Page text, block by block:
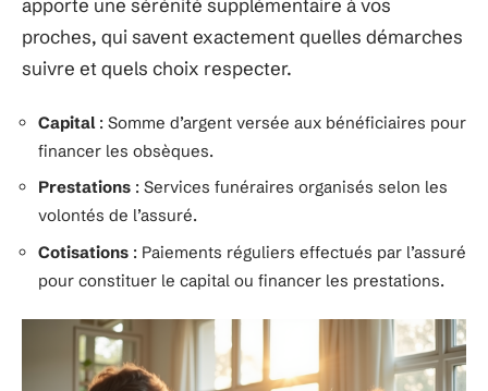
apporte une sérénité supplémentaire à vos
proches, qui savent exactement quelles démarches
suivre et quels choix respecter.
Capital : Somme d’argent versée aux bénéficiaires pour
financer les obsèques.
Prestations : Services funéraires organisés selon les
volontés de l’assuré.
Cotisations : Paiements réguliers effectués par l’assuré
pour constituer le capital ou financer les prestations.